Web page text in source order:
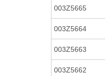
003Z5665
003Z5664
003Z5663
003Z5662